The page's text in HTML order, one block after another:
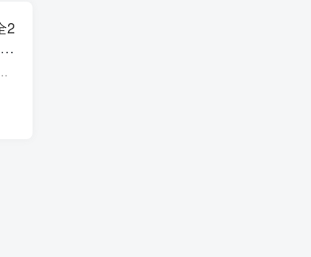
2
冒险故事。 在《Dino Ranch 恐龙牧场》中，主要角色包括三兄弟——布达（Bud）、贝利（Bo）和...